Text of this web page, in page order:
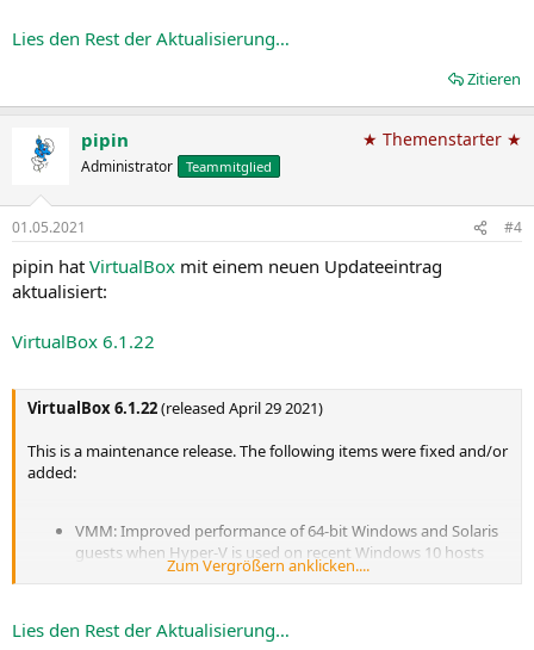
Lies den Rest der Aktualisierung…
Zitieren
pipin
Administrator Teammitglied
★ Themenstarter ★
01.05.2021 #4
pipin hat VirtualBox mit einem neuen Updateeintrag
aktualisiert:
VirtualBox 6.1.22
VirtualBox 6.1.22(released April 29 2021)
This is a maintenance release. The following items were fixed and/or
added:
VMM: Improved performance of 64-bit Windows and Solaris
guests when Hyper-V is used on recent Windows 10 hosts
VMM: Fixed frequent crashes of 64-bit Windows Vista and
default shortcuts (bug#20305
Zum Vergrößern anklicken....
Lies den Rest der Aktualisierung…